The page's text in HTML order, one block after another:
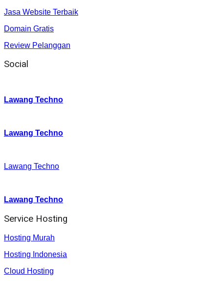
Jasa Website Terbaik
Domain Gratis
Review Pelanggan
Social
Lawang Techno
Lawang Techno
Lawang Techno
Lawang Techno
Service Hosting
Hosting Murah
Hosting Indonesia
Cloud Hosting